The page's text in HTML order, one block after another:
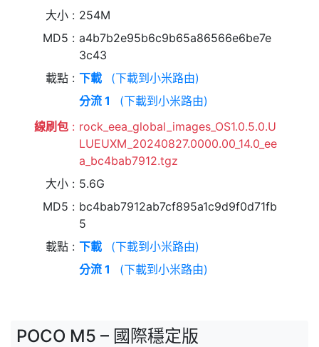
大小
254M
MD5
a4b7b2e95b6c9b65a86566e6be7e
3c43
載點
下載
(下載到小米路由)
分流 1
(下載到小米路由)
線刷包
rock_eea_global_images_OS1.0.5.0.U
LUEUXM_20240827.0000.00_14.0_ee
a_bc4bab7912.tgz
大小
5.6G
MD5
bc4bab7912ab7cf895a1c9d9f0d71fb
5
載點
下載
(下載到小米路由)
分流 1
(下載到小米路由)
POCO M5 – 國際穩定版